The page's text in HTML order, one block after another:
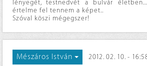
lényegét, testnedvét a bulvár
értelme fel tennem a képet..
Szóval köszi mégegszer!
Mészáros István 2012. 02. 10. -